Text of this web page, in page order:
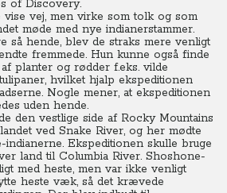
of Discovery.
vise vej, men virke som tolk og som
møde med nye indianerstammer.
så hende, blev de straks mere venligt
fremmede. Hun kunne også finde
planter og rødder f.eks. vilde
hvilket hjalp ekspeditionen
Nogle mener, at ekspeditionen
uden hende.
den vestlige side af Rocky Mountains
ved Snake River, og her mødte
Ekspeditionen skulle bruge
land til Columbia River. Shoshone-
med heste, men var ikke venligt
heste væk, så det krævede